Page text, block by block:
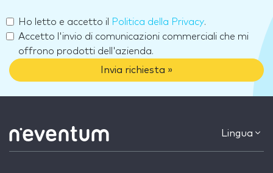
Ho letto e accetto il Politica della Privacy.
Accetto l'invio di comunicazioni commerciali che mi
offrono prodotti dell'azienda.
Invia richiesta »
Lingua